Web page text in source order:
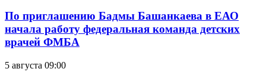
По приглашению Бадмы Башанкаева в ЕАО
начала работу федеральная команда детских
врачей ФМБА
5 августа 09:00